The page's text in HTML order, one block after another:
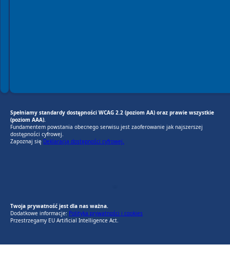
Spełniamy standardy dostępności WCAG 2.2 (poziom AA) oraz prawie wszystkie
(poziom AAA).
Fundamentem powstania obecnego serwisu jest zaoferowanie jak najszerszej
dostępności cyfrowej.
Zapoznaj się Deklaracją dostępności cyfrowej.
Twoja prywatność jest dla nas ważna.
Dodatkowe informacje: Polityka prywatności i cookies
Przestrzegamy EU Artificial Intelligence Act.